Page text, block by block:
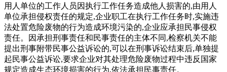
用人单位的工作人员因执行工作任务造成他人损害的,由用人
单位承担侵权责任的规定,企业职工在执行工作任务时,实施违
法处置危险废物的行为造成环境污染的,企业应承担民事侵权
责任。因承担刑事责任和民事责任的主体不同,检察机关不能
提出刑事附带民事公益诉讼的,可以在刑事诉讼结束后,单独提
起民事公益诉讼,要求企业对其处理危险废物过程中违反国家
规定造成生态环境损害的行为,依法承担民事责任。